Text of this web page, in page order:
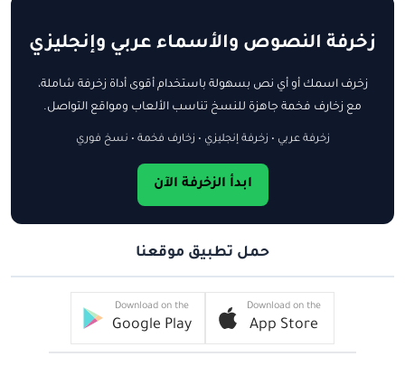
زخرفة النصوص والأسماء عربي وإنجليزي
زخرف اسمك أو أي نص بسهولة باستخدام أقوى أداة زخرفة شاملة،
مع زخارف فخمة جاهزة للنسخ تناسب الألعاب ومواقع التواصل.
زخرفة عربي • زخرفة إنجليزي • زخارف فخمة • نسخ فوري
ابدأ الزخرفة الآن
حمل تطبيق موقعنا
Download on the
App Store
Download on the
Google Play